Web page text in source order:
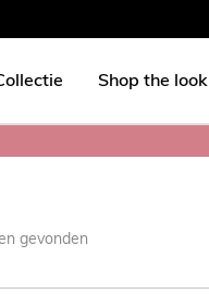
Shop the look
gevonden